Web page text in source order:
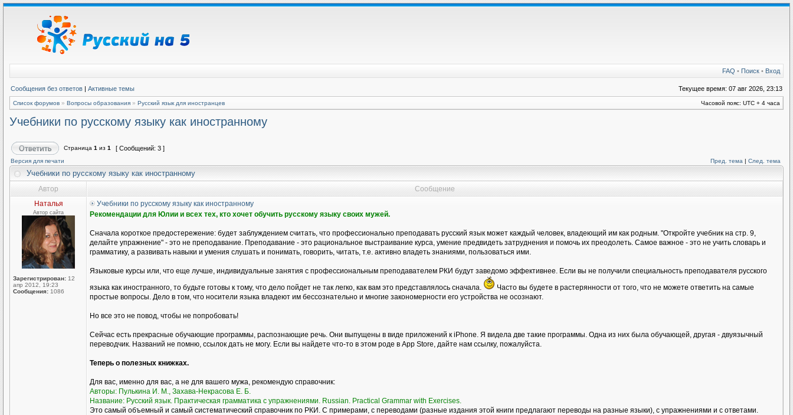
FAQ • Поиск • Вход
Сообщения без ответов | Активные темы Текущее время: 07 авг 2026, 23:13
Список форумов » Вопросы образования » Русский язык для иностранцев Часовой пояс: UTC + 4 часа
Учебники по русскому языку как иностранному
Страница 1 из 1 [ Сообщений: 3 ]
Версия для печати Пред. тема | След. тема
Учебники по русскому языку как иностранному
Автор
Сообщение
Наталья
Автор сайта
Зарегистрирован: 12
апр 2012, 19:23
Сообщения: 1086
Учебники по русскому языку как иностранному
Рекомендации для Юлии и всех тех, кто хочет обучить русскому языку своих мужей.
Сначала короткое предостережение: будет заблуждением считать, что профессионально преподавать русский язык может каждый человек, владеющий им как родным. "Откройте учебник на стр. 9,
делайте упражнение" - это не преподавание. Преподавание - это рациональное выстраивание курса, умение предвидеть затруднения и помочь их преодолеть. Самое важное - это не учить словарь и
грамматику, а развивать навыки и умения слушать и понимать, говорить, читать, т.е. активно владеть знаниями, пользоваться ими.
Языковые курсы или, что еще лучше, индивидуальные занятия с профессиональным преподавателем РКИ будут заведомо эффективнее. Если вы не получили специальность преподавателя русского
языка как иностранного, то будьте готовы к тому, что дело пойдет не так легко, как вам это представлялось сначала.
Часто вы будете в растерянности от того, что не можете ответить на самые
простые вопросы. Дело в том, что носители языка владеют им бессознательно и многие закономерности его устройства не осознают.
Но все это не повод, чтобы не попробовать!
Сейчас есть прекрасные обучающие программы, распознающие речь. Они выпущены в виде приложений к iPhone. Я видела две такие программы. Одна из них была обучающей, другая - двуязычный
переводчик. Названий не помню, ссылок дать не могу. Если вы найдете что-то в этом роде в Аpp Store, дайте нам ссылку, пожалуйста.
Теперь о полезных книжках.
Для вас, именно для вас, а не для вашего мужа, рекомендую справочник:
Авторы: Пулькина И. М., Захава-Некрасова Е. Б.
Название: Русский язык. Практическая грамматика с упражнениями. Russian. Practical Grammar with Exercises.
Это самый объемный и самый систематический справочник по РКИ. С примерами, с переводами (разные издания этой книги предлагают переводы на разные языки), с упражнениями и с ответами.